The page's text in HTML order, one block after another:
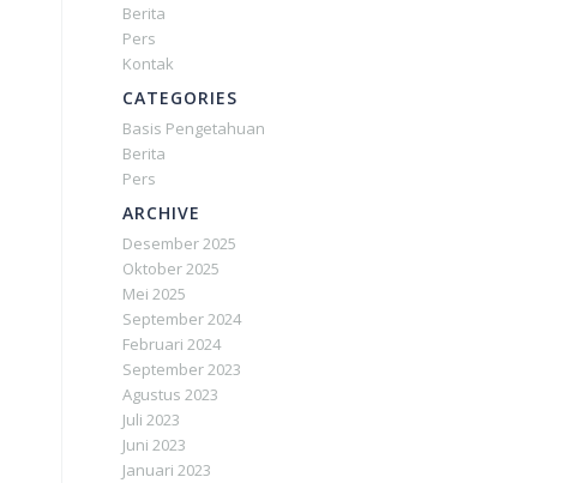
Berita
Pers
Kontak
CATEGORIES
Basis Pengetahuan
Berita
Pers
ARCHIVE
Desember 2025
Oktober 2025
Mei 2025
September 2024
Februari 2024
September 2023
Agustus 2023
Juli 2023
Juni 2023
Januari 2023